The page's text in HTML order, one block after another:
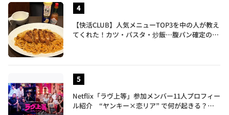
【快活CLUB】人気メニューTOP3を中の人が教え
てくれた！カツ・パスタ・炒飯…腹パン確定のガ
Netflix「ラヴ上等」参加メンバー11人プロフィー
ル紹介 “ヤンキー×恋リア” で何が起きる？地